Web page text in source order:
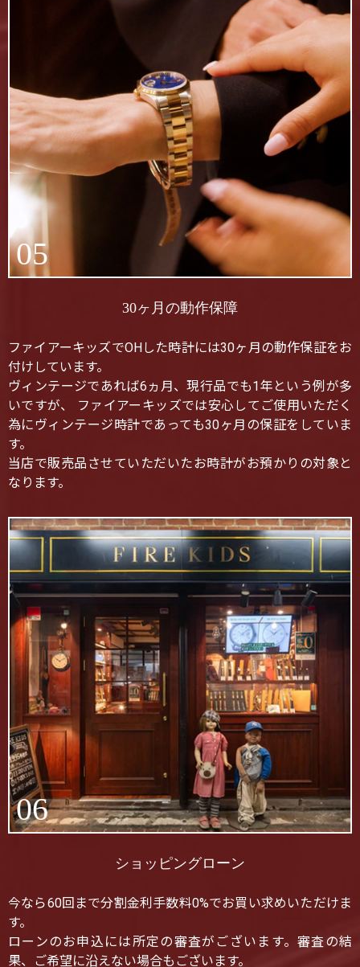
05
30ヶ月の動作保障
ファイアーキッズでOHした時計には30ヶ月の動作保証をお
付けしています。
ヴィンテージであれば6ヵ月、現行品でも1年という例が多
いですが、 ファイアーキッズでは安心してご使用いただく
為にヴィンテージ時計であっても30ヶ月の保証をしていま
す。
当店で販売品させていただいたお時計がお預かりの対象と
なります。
06
ショッピングローン
今なら60回まで分割金利手数料0%でお買い求めいただけま
す。
ローンのお申込には所定の審査がございます。審査の結
果、ご希望に沿えない場合もございます。